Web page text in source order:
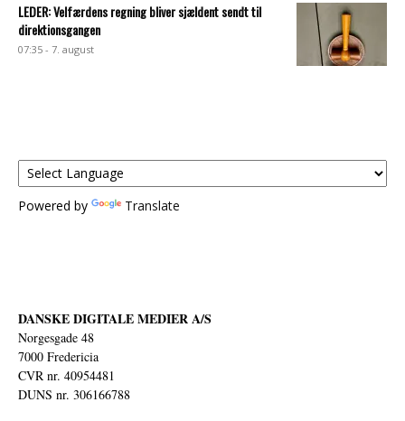
LEDER: Velfærdens regning bliver sjældent sendt til
direktionsgangen
07:35 - 7. august
Powered by Translate
DANSKE DIGITALE MEDIER A/S
Norgesgade 48
7000 Fredericia
CVR nr. 40954481
DUNS nr. 306166788